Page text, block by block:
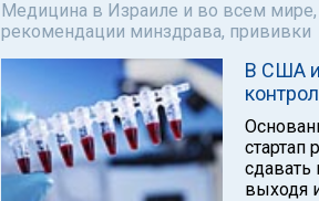
Медицина в Израиле и во всем
рекомендации минздрава, прививки
В США
стартап
сдавать
выходя